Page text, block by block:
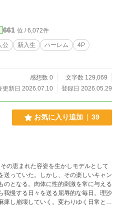
らの理不尽な妨害を、黒川と彼女たち
利！ 課長から一気に「営業部長」へ
2割アップの破格の待遇と、完全に黒
い
ちが、黒川の猛る肉棒を求めて白昼
上ヴィラや秘境の天然ローション温泉
最強のハーレムを手に入れる、お色気全
幕！
661 位 / 6,072件
公 新入生 ハーレム
4P
感想数 0
文字数 129,069
更新日 2026.07.10
登録日 2026.05.29
お気に入り追加 39
送っていた。しかし、その楽しいキャン
のとなる。肉体に性的刺激を常に与える
我慢する日々を送る屈辱的な毎日。理沙
痺し崩壊していく。変わりゆく日常と理
にブログに